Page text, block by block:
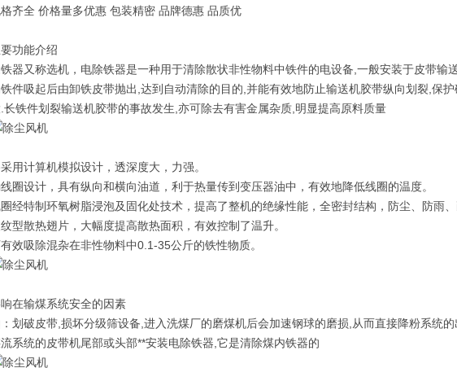
齐全 价格量多优惠 包装精密 品牌德惠 品质优
功能介绍
铁器又称选机，电除铁器是一种用于清除散状非性物料中铁件的电设备,一般安装于皮带输
件吸起后由卸铁皮带抛出,达到自动清除的目的,并能有效地防止输送机胶带纵向划裂,保
长铁件划裂输送机胶带的事故发生,亦可除去有害金属杂质,明显提高原料质量
用计算机模拟设计，透深度大，力强。
圈设计，具有纵向和横向油道，利于热量传到变压器油中，有效地降低线圈的温度。
经特制环氧树脂浸泡及固化处技术，提高了整机的绝缘性能，全密封结构，防尘、防雨、
型散热翅片，大幅度提高散热面积，有效控制了温升。
效吸除混杂在非性物料中0.1-35公斤的铁性物质。
在输煤系统安全的因素
划破皮带,损坏分级筛设备,进入洗煤厂的磨煤机后会加速钢球的磨损,从而直接降粉系统
系统的皮带机尾部或头部**安装电除铁器,它是清除煤内铁器的